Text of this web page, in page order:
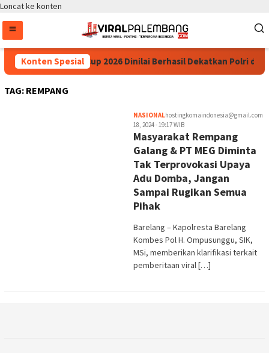
Loncat ke konten
Konten Spesial
Kapolri Cup 2026 Dinilai Berhasil Dekatkan Polri
TAG: REMPANG
NASIONALhostingkomaindonesia@gmail.com
18, 2024 - 19:17 WIB
Masyarakat Rempang
Galang & PT MEG Diminta
Tak Terprovokasi Upaya
Adu Domba, Jangan
Sampai Rugikan Semua
Pihak
Barelang – Kapolresta Barelang
Kombes Pol H. Ompusunggu, SIK,
MSi, memberikan klarifikasi terkait
pemberitaan viral […]